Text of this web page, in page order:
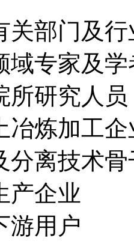
关部门及
域专家及学
所研究人员
冶炼加工
分离技术骨
产企业
游用户